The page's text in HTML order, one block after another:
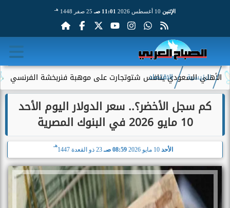
الإثنين 11:01 صـ 25 صفر 1448 هـ
مدرب ينافس شتوتجارت على موهبة فنربخشة الفرنسي
الرئيسية الاقتصاد
كم سجل الأخضر؟.. سعر الدولار اليوم الأحد
10 مايو 2026 في البنوك المصرية
الأحد 10 مايو 2026 08:59 صـ 23 ذو القعدة 1447
هـ